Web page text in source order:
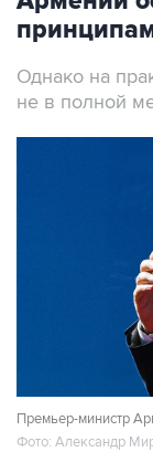
Однако на
Премьер-министр
Фото: Александр
Москва. 7